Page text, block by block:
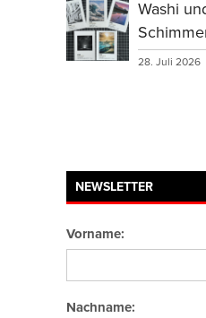
Washi
28. Juli 2026
NEWSLETTER
Vorname:
Nachname: